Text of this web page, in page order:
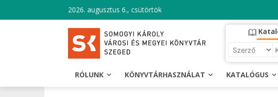
2026. augusztus 6., csütörtök
RÓLUNK KÖNYVTÁRHASZNÁLAT KATALÓGUS